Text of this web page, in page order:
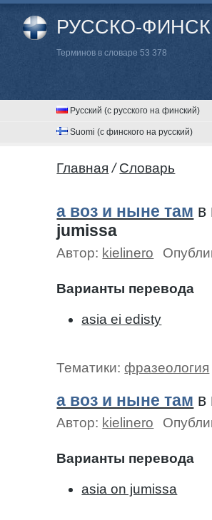
РУССКО-
Терминов в словаре 53 378
Русский (с русского на финский)
Suomi (с финского на русский)
Главная / Cловарь
а воз и ныне там в
jumissa
Автор: kielinero
Варианты перевода
asia ei edisty
Тематики:фразеология
а воз и ныне там в
Автор: kielinero
Варианты перевода
asia on jumissa